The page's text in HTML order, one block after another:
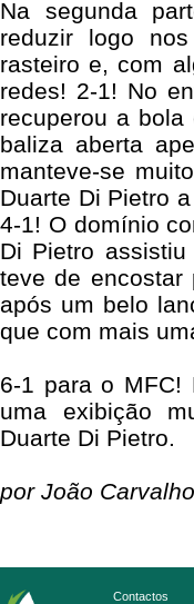
Na segunda
reduzir logo
rasteiro e, com
redes! 2-1! No
recuperou a
baliza aberta
manteve-se
Duarte Di Pietro
4-1! O domínio
Di Pietro assistiu
teve de
após um belo
que com mais
6-1 para o MFC!
uma exibição
Duarte Di Pietro.
por João Carvalho
Contactos